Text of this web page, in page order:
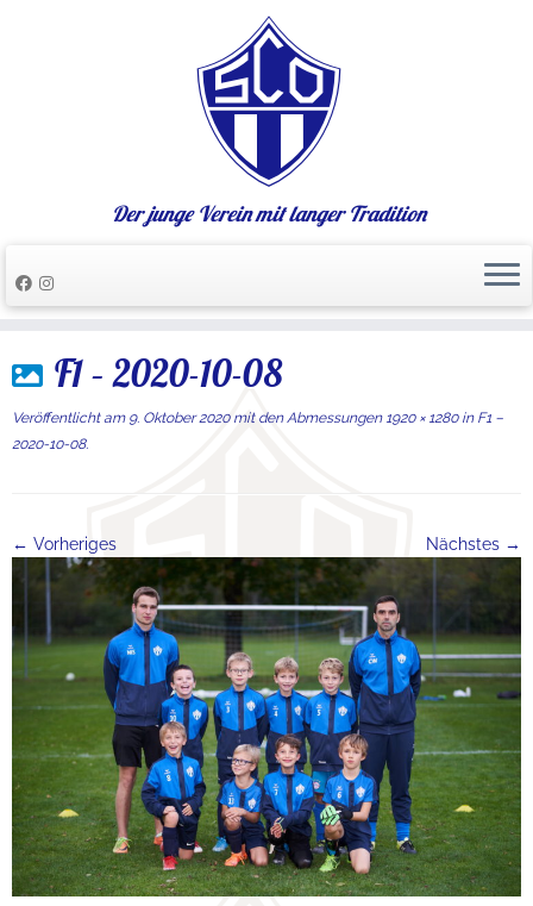
Inhalt
Der junge Verein mit langer Tradition
F1 – 2020-10-08
Veröffentlicht am 9. Oktober 2020mit den Abmessungen1920 × 1280inF1 –
2020-10-08.
← Vorheriges Nächstes →